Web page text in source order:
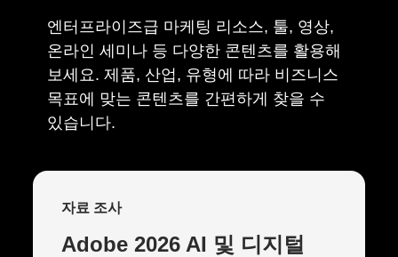
콘텐츠 유형별로 찾기
업계별로 찾기
시작하기
엔터프라이즈급 마케팅 리소스, 툴, 영상,
온라인 세미나 등 다양한 콘텐츠를 활용해
보세요. 제품, 산업, 유형에 따라 비즈니스
목표에 맞는 콘텐츠를 간편하게 찾을 수
있습니다.
자료 조사
Adobe 2026 AI 및 디지털